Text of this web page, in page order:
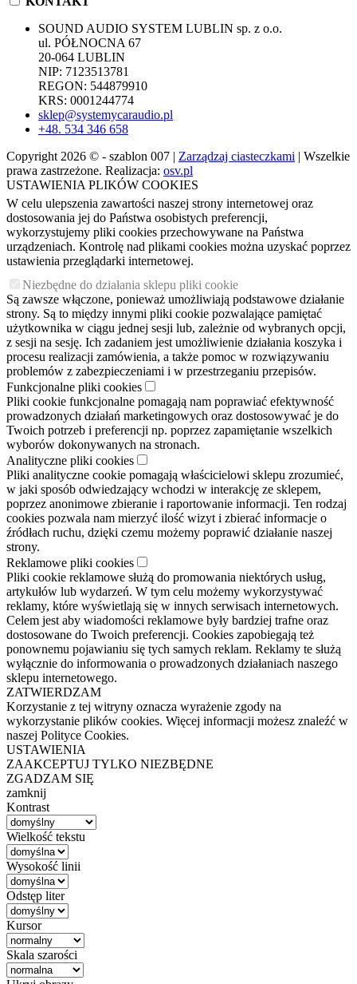
SOUND AUDIO SYSTEM LUBLIN sp. z o.o.
ul. PÓŁNOCNA 67
20-064 LUBLIN
NIP: 7123513781
REGON: 544879910
KRS: 0001244774
sklep@systemycaraudio.pl
+48. 534 346 658
Copyright 2026 © - szablon 007 | Zarządzaj ciasteczkami | Wszelkie
prawa zastrzeżone. Realizacja: osv.pl
USTAWIENIA PLIKÓW COOKIES
W celu ulepszenia zawartości naszej strony internetowej oraz
dostosowania jej do Państwa osobistych preferencji,
wykorzystujemy pliki cookies przechowywane na Państwa
urządzeniach. Kontrolę nad plikami cookies można uzyskać poprzez
ustawienia przeglądarki internetowej.
Niezbędne do działania sklepu pliki cookie
Są zawsze włączone, ponieważ umożliwiają podstawowe działanie
strony. Są to między innymi pliki cookie pozwalające pamiętać
użytkownika w ciągu jednej sesji lub, zależnie od wybranych opcji,
z sesji na sesję. Ich zadaniem jest umożliwienie działania koszyka i
procesu realizacji zamówienia, a także pomoc w rozwiązywaniu
problemów z zabezpieczeniami i w przestrzeganiu przepisów.
Funkcjonalne pliki cookies
Pliki cookie funkcjonalne pomagają nam poprawiać efektywność
prowadzonych działań marketingowych oraz dostosowywać je do
Twoich potrzeb i preferencji np. poprzez zapamiętanie wszelkich
wyborów dokonywanych na stronach.
Analityczne pliki cookies
Pliki analityczne cookie pomagają właścicielowi sklepu zrozumieć,
w jaki sposób odwiedzający wchodzi w interakcję ze sklepem,
poprzez anonimowe zbieranie i raportowanie informacji. Ten rodzaj
cookies pozwala nam mierzyć ilość wizyt i zbierać informacje o
źródłach ruchu, dzięki czemu możemy poprawić działanie naszej
strony.
Reklamowe pliki cookies
Pliki cookie reklamowe służą do promowania niektórych usług,
artykułów lub wydarzeń. W tym celu możemy wykorzystywać
reklamy, które wyświetlają się w innych serwisach internetowych.
Celem jest aby wiadomości reklamowe były bardziej trafne oraz
dostosowane do Twoich preferencji. Cookies zapobiegają też
ponownemu pojawianiu się tych samych reklam. Reklamy te służą
wyłącznie do informowania o prowadzonych działaniach naszego
sklepu internetowego.
ZATWIERDZAM
Korzystanie z tej witryny oznacza wyrażenie zgody na
wykorzystanie plików cookies. Więcej informacji możesz znaleźć w
naszej Polityce Cookies.
USTAWIENIA
ZAAKCEPTUJ TYLKO NIEZBĘDNE
ZGADZAM SIĘ
zamknij
Kontrast
Wielkość tekstu
Wysokość linii
Odstęp liter
Kursor
Skala szarości